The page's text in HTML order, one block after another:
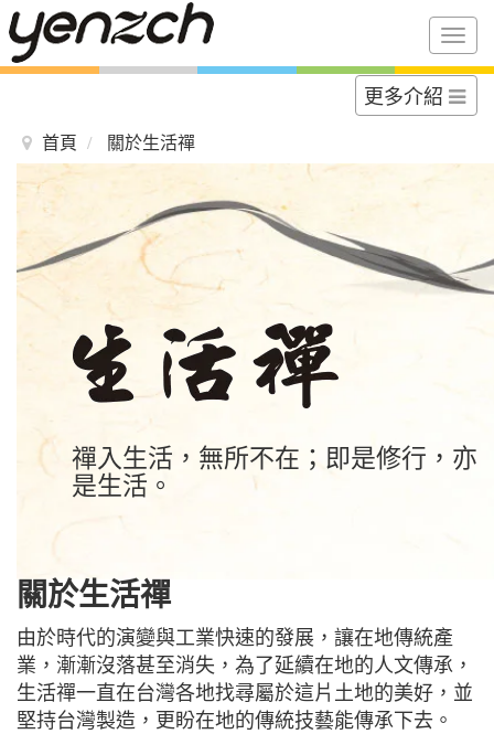
更多介紹
首頁 關於生活禪
禪入生活，無所不在；即是修行，亦
是生活。
關於生活禪
由於時代的演變與工業快速的發展，讓在地傳統產
業，漸漸沒落甚至消失，為了延續在地的人文傳承，
生活禪一直在台灣各地找尋屬於這片土地的美好，並
堅持台灣製造，更盼在地的傳統技藝能傳承下去。